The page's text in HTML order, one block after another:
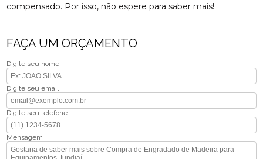
compensado. Por isso, não espere para saber mais!
FAÇA UM ORÇAMENTO
Digite seu nome
Digite seu email
Digite seu telefone
Mensagem